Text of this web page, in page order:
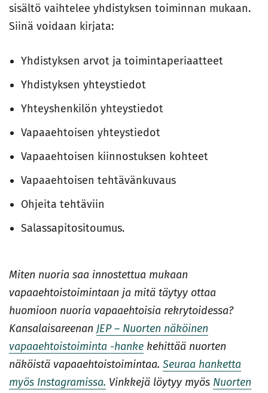
sisältö vaihtelee yhdistyksen toiminnan mukaan.
Siinä voidaan kirjata:
Yhdistyksen arvot ja toimintaperiaatteet
Yhdistyksen yhteystiedot
Yhteyshenkilön yhteystiedot
Vapaaehtoisen yhteystiedot
Vapaaehtoisen kiinnostuksen kohteet
Vapaaehtoisen tehtävänkuvaus
Ohjeita tehtäviin
Salassapitositoumus.
Miten nuoria saa innostettua mukaan
vapaaehtoistoimintaan ja mitä täytyy ottaa
huomioon nuoria vapaaehtoisia rekrytoidessa?
KansalaisareenanJEP – Nuorten näköinen
vapaaehtoistoiminta -hanke kehittää nuorten
näköistä vapaaehtoistoimintaa. Seuraa hanketta
myös Instagramissa. Vinkkejä löytyy myös Nuorten